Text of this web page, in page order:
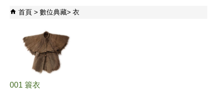
首頁 數位典藏 衣
001 簑衣